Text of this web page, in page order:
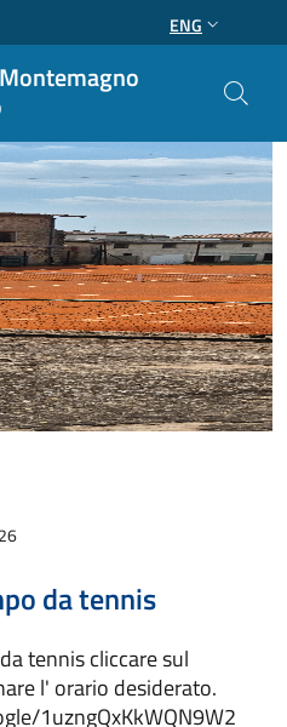
ENG
da tennis
tennis cliccare sul
l' orario desiderato.
1uzngQxKkWQN9W2